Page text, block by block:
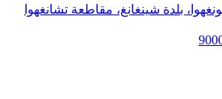
تشونغهوا، بلدة شينغانغ، مقاطعة تشانغهوا